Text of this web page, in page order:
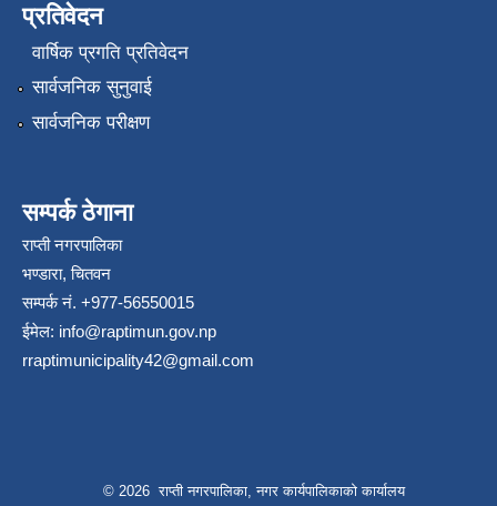
प्रतिवेदन
वार्षिक प्रगति प्रतिवेदन
सार्वजनिक सुनुवाई
सार्वजनिक परीक्षण
सम्पर्क ठेगाना
राप्ती नगरपालिका
भण्डारा, चितवन
सम्पर्क नं. +977-56550015
ईमेल: info@raptimun.gov.np
rraptimunicipality42@gmail.com
© 2026 राप्ती नगरपालिका, नगर कार्यपालिकाको कार्यालय